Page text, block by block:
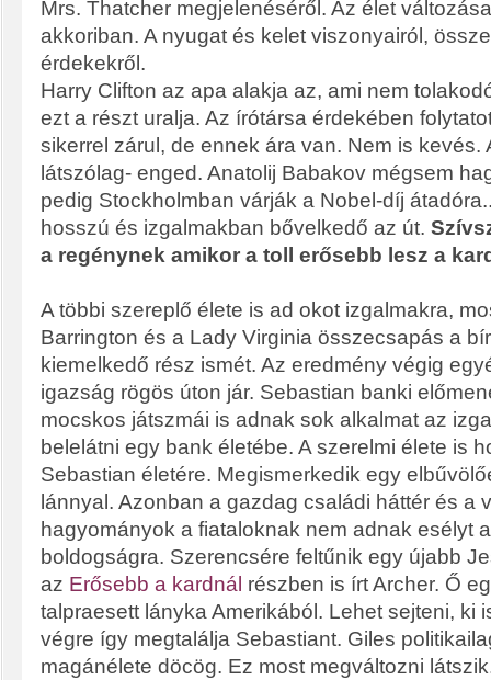
Mrs. Thatcher megjelenéséről. Az élet
akkoriban. A nyugat és kelet viszonyairól,
érdekekről.
Harry Clifton az apa alakja az, ami nem
ezt a részt uralja. Az írótársa érdekében
sikerrel zárul, de ennek ára van. Nem is kevés.
látszólag- enged. Anatolij Babakov mégsem
pedig Stockholmban várják a Nobel-díj
hosszú és izgalmakban bővelkedő az út.
a regénynek amikor a toll erősebb lesz a
A többi szereplő élete is ad okot izgalmakra,
Barrington és a Lady Virginia összecsapás a
kiemelkedő rész ismét. Az eredmény végig
igazság rögös úton jár. Sebastian banki
mocskos játszmái is adnak sok alkalmat az
belelátni egy bank életébe. A szerelmi élete is
Sebastian életére. Megismerkedik egy
lánnyal. Azonban a gazdag családi háttér és a
hagyományok a fiataloknak nem adnak esélyt
boldogságra. Szerencsére feltűnik egy újabb
az Erősebb a kardnál részben is írt Archer. Ő
talpraesett lányka Amerikából. Lehet sejteni, ki
végre így megtalálja Sebastiant. Giles
magánélete döcög. Ez most megváltozni